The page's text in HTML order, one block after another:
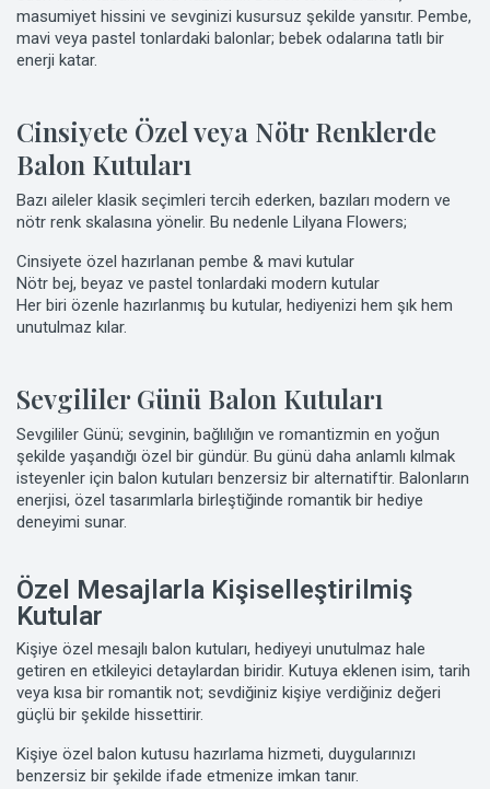
masumiyet hissini ve sevginizi kusursuz şekilde yansıtır. Pembe,
mavi veya pastel tonlardaki balonlar; bebek odalarına tatlı bir
enerji katar.
Cinsiyete Özel veya Nötr Renklerde
Balon Kutuları
Bazı aileler klasik seçimleri tercih ederken, bazıları modern ve
nötr renk skalasına yönelir. Bu nedenle Lilyana Flowers;
Cinsiyete özel hazırlanan pembe & mavi kutular
Nötr bej, beyaz ve pastel tonlardaki modern kutular
Her biri özenle hazırlanmış bu kutular, hediyenizi hem şık hem
unutulmaz kılar.
Sevgililer Günü Balon Kutuları
Sevgililer Günü; sevginin, bağlılığın ve romantizmin en yoğun
şekilde yaşandığı özel bir gündür. Bu günü daha anlamlı kılmak
isteyenler için balon kutuları benzersiz bir alternatiftir. Balonların
enerjisi, özel tasarımlarla birleştiğinde romantik bir hediye
deneyimi sunar.
Özel Mesajlarla Kişiselleştirilmiş
Kutular
Kişiye özel mesajlı balon kutuları, hediyeyi unutulmaz hale
getiren en etkileyici detaylardan biridir. Kutuya eklenen isim, tarih
veya kısa bir romantik not; sevdiğiniz kişiye verdiğiniz değeri
güçlü bir şekilde hissettirir.
Kişiye özel balon kutusu hazırlama hizmeti, duygularınızı
benzersiz bir şekilde ifade etmenize imkan tanır.